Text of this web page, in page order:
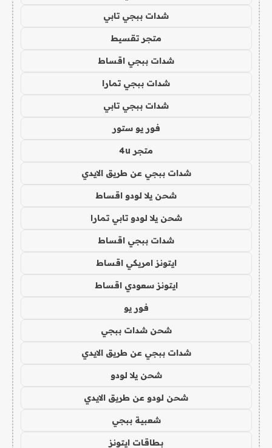
شدات ببجي تابي
متجر تقسيط
شدات ببجي اقساط
شدات ببجي تمارا
شدات ببجي تابي
فور يو ستور
متجر 4u
شدات ببجي عن طريق الايدي
شحن يلا لودو اقساط
شحن يلا لودو تابي تمارا
شدات ببجي اقساط
ايتونز امريكي اقساط
ايتونز سعودي اقساط
فور يو
شحن شدات ببجي
شدات ببجي عن طريق الايدي
شحن يلا لودو
شحن لودو عن طريق الايدي
شعبية ببجي
بطاقات ايتونز